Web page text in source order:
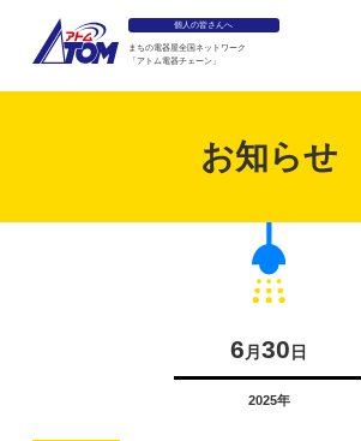
個人の皆さんへ
まちの電器屋全国ネットワーク
「アトム電器チェーン」
お知らせ
6 月 30 日
2025年